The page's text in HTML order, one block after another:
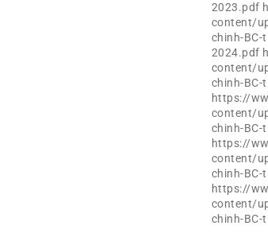
2023.pdf
content/
chinh-BC-
2024.pdf
content/
chinh-
https://
content/
chinh-
https://
content/
chinh-
https://
content/
chinh-